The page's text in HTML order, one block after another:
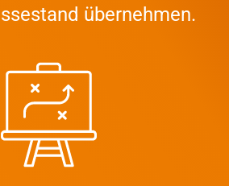
übernehmen.